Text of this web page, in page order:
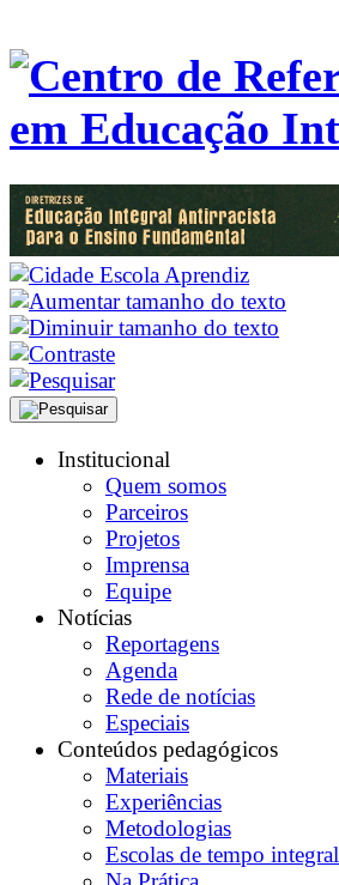
Institucional
Quem somos
Parceiros
Projetos
Imprensa
Equipe
Notícias
Reportagens
Agenda
Rede de notícias
Especiais
Conteúdos pedagógicos
Materiais
Experiências
Metodologias
Escolas de tempo integral